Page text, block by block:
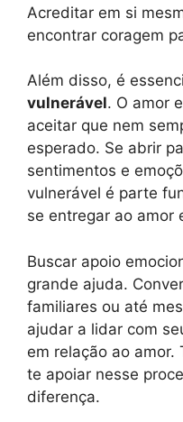
Acreditar em si
encontrar coragem
Além disso, é
vulnerável. O amor
aceitar que nem
esperado. Se abrir
sentimentos e
vulnerável é parte
se entregar ao amor
Buscar apoio
grande ajuda.
familiares ou até
ajudar a lidar com
em relação ao amor.
te apoiar nesse
diferença.